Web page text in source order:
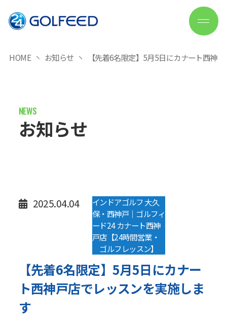
HOME お知らせ 【先着6名限定】5月5日にカナート西神
お知らせ
2025.04.04
インドアゴルフ 大久
保・西神戸｜ゴルフィ
ード24 カナート西神
戸店【24時間営業・
ゴルフレッスン】
【先着6名限定】5月5日にカナー
ト西神戸店でレッスンを実施しま
す